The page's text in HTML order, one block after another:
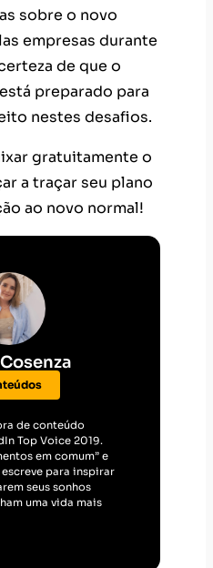
sobre o novo
empresas durante
de que o
está preparado para
nestes desafios.
gratuitamente o
a traçar seu plano
ao novo normal!
de conteúdo
Top Voice 2019.
em comum” e
escreve para inspirar
seus sonhos
uma vida mais